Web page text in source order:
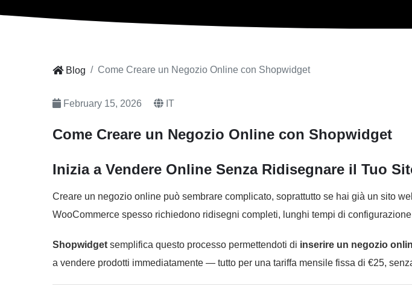
Blog Come Creare un Negozio Online con Shopwidget
February 15, 2026 IT
Come Creare un Negozio Online con Shopwidget
Inizia a Vendere Online Senza Ridisegnare il Tuo
Creare un negozio online può sembrare complicato, soprattutto se hai già un sito
WooCommerce spesso richiedono ridisegni completi, lunghi tempi di
Shopwidget semplifica questo processo permettendoti di inserire un negozio
a vendere prodotti immediatamente — tutto per una tariffa mensile fissa di €25,